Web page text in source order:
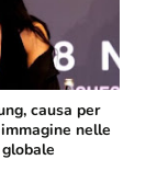
causa per
nelle